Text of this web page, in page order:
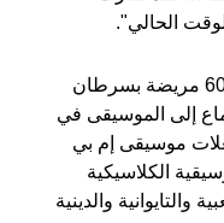
الحالي".
وعكف الباحثون على دراسة حالات 60 مريضة بسرطان
إلى الموسيقى في
موسيقى إم بي
الكلاسيكية
والدينية